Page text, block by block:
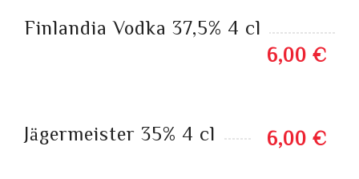
Finlandia Vodka 37,5% 4 cl
6,00 €
Jägermeister 35% 4 cl 6,00 €